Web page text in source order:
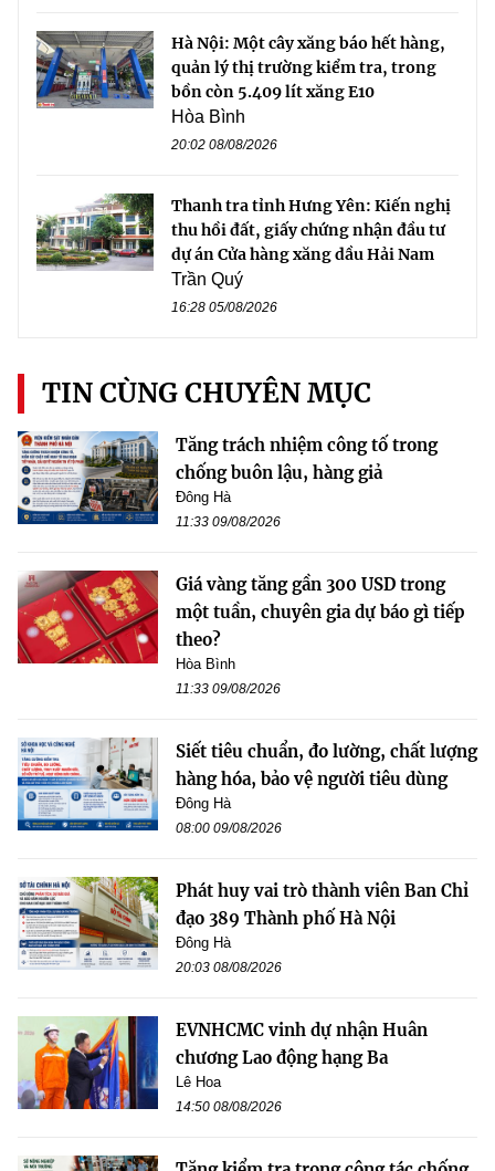
Hà Nội: Một cây xăng báo hết hàng,
quản lý thị trường kiểm tra, trong
bồn còn 5.409 lít xăng E10
Hòa Bình
20:02 08/08/2026
Thanh tra tỉnh Hưng Yên: Kiến nghị
thu hồi đất, giấy chứng nhận đầu tư
dự án Cửa hàng xăng dầu Hải Nam
Trần Quý
16:28 05/08/2026
TIN CÙNG CHUYÊN MỤC
Tăng trách nhiệm công tố trong
chống buôn lậu, hàng giả
Đông Hà
11:33 09/08/2026
Giá vàng tăng gần 300 USD trong
một tuần, chuyên gia dự báo gì tiếp
theo?
Hòa Bình
11:33 09/08/2026
Siết tiêu chuẩn, đo lường, chất lượng
hàng hóa, bảo vệ người tiêu dùng
Đông Hà
08:00 09/08/2026
Phát huy vai trò thành viên Ban Chỉ
đạo 389 Thành phố Hà Nội
Đông Hà
20:03 08/08/2026
EVNHCMC vinh dự nhận Huân
chương Lao động hạng Ba
Lê Hoa
14:50 08/08/2026